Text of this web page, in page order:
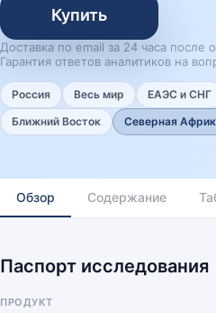
Купить
Доставка по email за 24 часа после
Гарантия ответов аналитиков на
Россия Весь мир ЕАЭС и СНГ
Ближний Восток
Северная
Обзор Содержание
Паспорт исследования
ПРОДУКТ